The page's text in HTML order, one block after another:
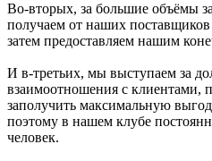
Во-вторых, за большие объёмы
получаем от наших
затем предоставляем нашим
И в-третьих, мы выступаем за
взаимоотношения с клиентами,
заполучить максимальную
поэтому в нашем клубе
человек.